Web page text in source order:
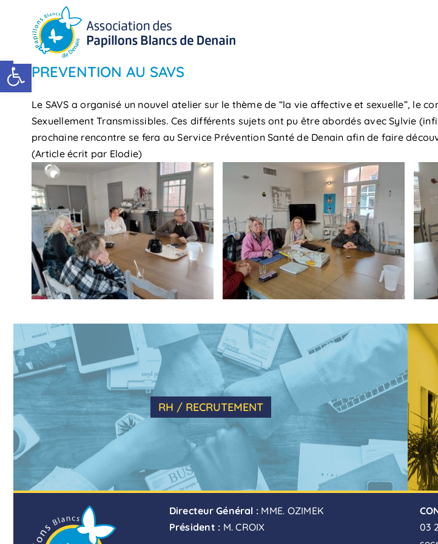
Ouvrir la barre d’outils
contenu
PREVENTION AU SAVS
Le SAVS a organisé un nouvel atelier sur le thème de “la vie affective et sexuelle”, le
Sexuellement Transmissibles. Ces différents sujets ont pu être abordés avec Sylvie
prochaine rencontre se fera au Service Prévention Santé de Denain afin de faire
(Article écrit par Elodie)
RH / RECRUTEMENT
Directeur Général : MME. OZIMEK
Président : M. CROIX
03